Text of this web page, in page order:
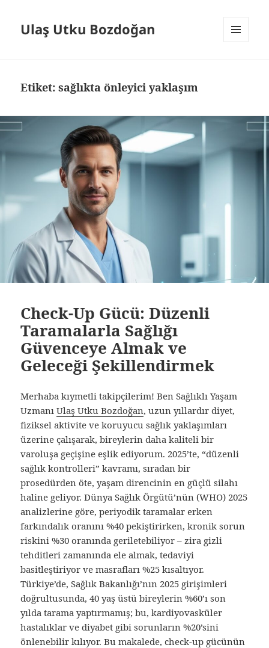
Ulaş Utku Bozdoğan
Etiket:sağlıkta önleyici yaklaşım
Check-Up Gücü: Düzenli
Taramalarla Sağlığı
Güvenceye Almak ve
Geleceği Şekillendirmek
Merhaba kıymetli takipçilerim! Ben Sağlıklı Yaşam
UzmanıUlaş Utku Bozdoğan, uzun yıllardır diyet,
fiziksel aktivite ve koruyucu sağlık yaklaşımları
üzerine çalışarak, bireylerin daha kaliteli bir
varoluşa geçişine eşlik ediyorum. 2025’te, “düzenli
sağlık kontrolleri” kavramı, sıradan bir
prosedürden öte, yaşam direncinin en güçlü silahı
haline geliyor. Dünya Sağlık Örgütü’nün (WHO) 2025
analizlerine göre, periyodik taramalar erken
farkındalık oranını %40 pekiştirirken, kronik sorun
riskini %30 oranında geriletebiliyor – zira gizli
tehditleri zamanında ele almak, tedaviyi
basitleştiriyor ve masrafları %25 kısaltıyor.
Türkiye’de, Sağlık Bakanlığı’nın 2025 girişimleri
doğrultusunda, 40 yaş üstü bireylerin %60’ı son
yılda tarama yaptırmamış; bu, kardiyovasküler
hastalıklar ve diyabet gibi sorunların %20’sini
önlenebilir kılıyor. Bu makalede, check-up gücünün